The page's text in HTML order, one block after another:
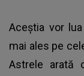
Aceștia vor
mai ales pe
Astrele arată